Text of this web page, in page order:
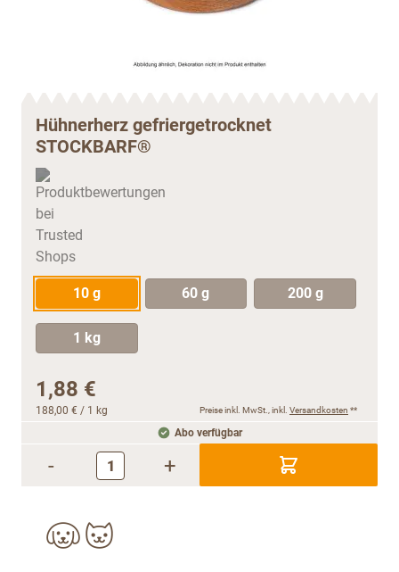
Hühnerherz gefriergetrocknet
STOCKBARF®
10 g 60 g 200 g
1 kg
1,88 €
188,00 € / 1 kg Preise inkl. MwSt., inkl. Versandkosten **
Abo verfügbar
- +